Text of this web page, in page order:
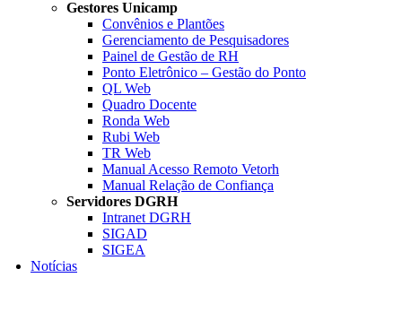
Gestores Unicamp
Convênios e Plantões
Gerenciamento de Pesquisadores
Painel de Gestão de RH
Ponto Eletrônico – Gestão do Ponto
QL Web
Quadro Docente
Ronda Web
Rubi Web
TR Web
Manual Acesso Remoto Vetorh
Manual Relação de Confiança
Servidores DGRH
Intranet DGRH
SIGAD
SIGEA
Notícias